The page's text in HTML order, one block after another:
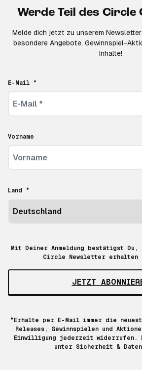
Werde Teil des Circle
Melde dich jetzt zu unserem
besondere Angebote, Gewinnspiel-
Inhalte!
E-Mail *
Vorname
Land *
Mit Deiner Anmeldung bestätigst Du,
Circle Newsletter erhalten
JETZT
*Erhalte per E-Mail immer die
Releases, Gewinnspielen und
Einwilligung jederzeit widerrufen.
unter Sicherheit &